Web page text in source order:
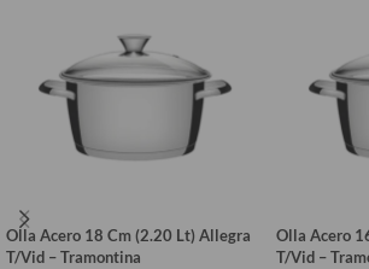
Olla Acero 18 Cm (2.20 Lt) Allegra
T/Vid – Tramontina
Olla Acero
T/Vid –